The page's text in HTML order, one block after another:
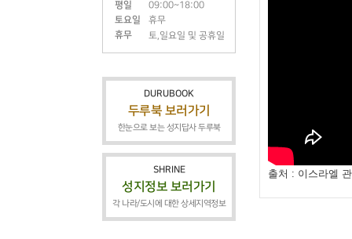
평일
09:00~18:00
토요일
휴무
휴무
토,일요일 및 공휴일
DURUBOOK
두루북 보러가기
한눈으로 보는 성지답사 두루북
SHRINE
성지정보 보러가기
각 나라/도시에 대한 상세지역정보
출처 : 이스라엘